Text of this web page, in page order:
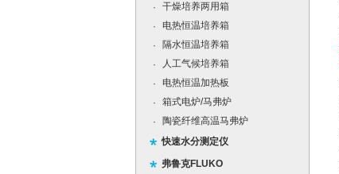
·
干燥培养两用箱
·
电热恒温培养箱
·
隔水恒温培养箱
·
人工气候培养箱
·
电热恒温加热板
·
箱式电炉/马弗炉
·
陶瓷纤维高温马弗炉
快速水分测定仪
弗鲁克FLUKO